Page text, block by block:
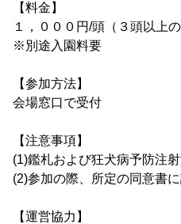
【料金】
１，０００円/頭（３頭以上
※別途入園料要
【参加方法】
会場窓口で受付
【注意事項】
(1)鑑札および狂犬病予防注
(2)参加の際、所定の同意書に
【運営協力】